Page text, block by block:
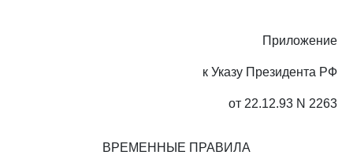
Приложение
к Указу Президента РФ
от 22.12.93 N 2263
ВРЕМЕННЫЕ ПРАВИЛА